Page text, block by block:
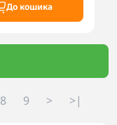
До кошика
8 9 > >|